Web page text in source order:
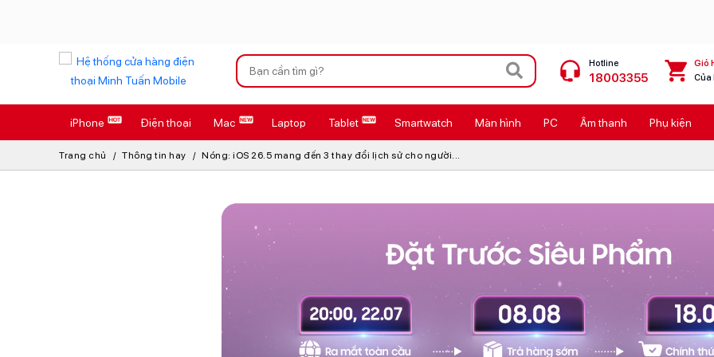
Xu hướng tìm kiếm
iPhone 17 Pro Max
AirTag 2 Mới Galaxy Z8 Series
AirPods 4 OPPO Reno16
Ốp lưng Pitaka
Loa Marshall Cốc sạc Apple
Hotline
18003355
Giỏ
Của
iPhone Điện thoại Mac Laptop Tablet Smartwatch Màn hình PC Âm thanh Phụ kiện
Trang chủ Thông tin hay Nóng: iOS 26.5 mang đến 3 thay đổi lịch sử cho người...